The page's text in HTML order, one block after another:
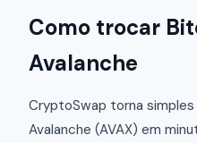
Como trocar
Avalanche
CryptoSwap torna
Avalanche (AVAX) em